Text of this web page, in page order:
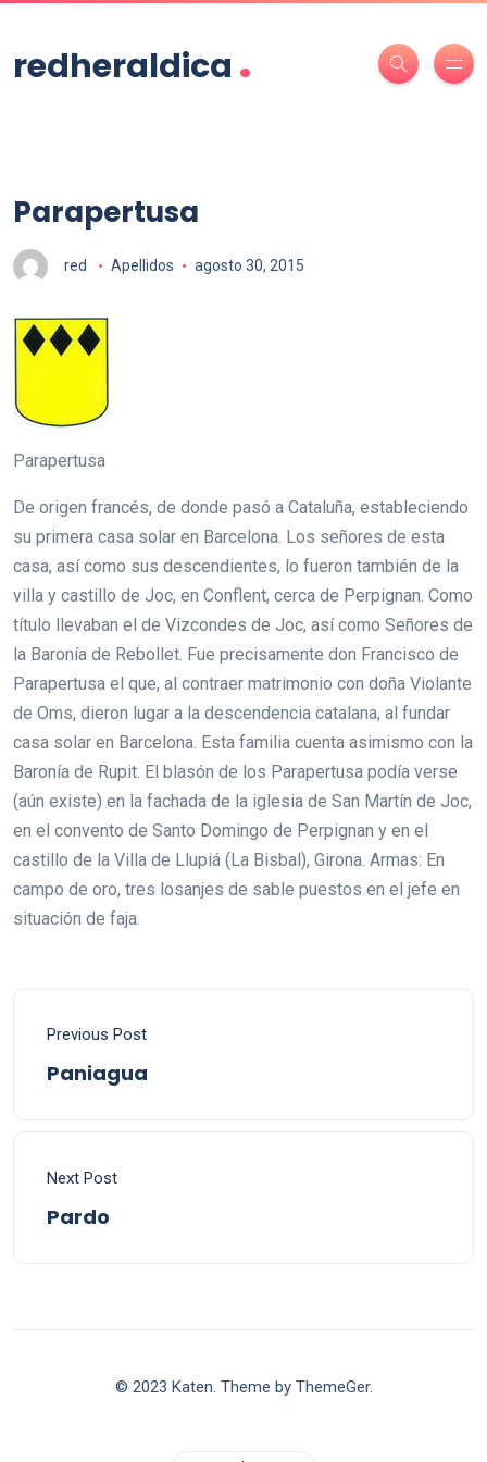
redheraldica .
Parapertusa
red Apellidos agosto 30, 2015
Parapertusa
De origen francés, de donde pasó a Cataluña, estableciendo
su primera casa solar en Barcelona. Los señores de esta
casa, así como sus descendientes, lo fueron también de la
villa y castillo de Joc, en Conflent, cerca de Perpignan. Como
título llevaban el de Vizcondes de Joc, así como Señores de
la Baronía de Rebollet. Fue precisamente don Francisco de
Parapertusa el que, al contraer matrimonio con doña Violante
de Oms, dieron lugar a la descendencia catalana, al fundar
casa solar en Barcelona. Esta familia cuenta asimismo con la
Baronía de Rupit. El blasón de los Parapertusa podía verse
(aún existe) en la fachada de la iglesia de San Martín de Joc,
en el convento de Santo Domingo de Perpignan y en el
castillo de la Villa de Llupiá (La Bisbal), Girona. Armas: En
campo de oro, tres losanjes de sable puestos en el jefe en
situación de faja.
Previous Post
Paniagua
Next Post
Pardo
© 2023 Katen. Theme by ThemeGer.